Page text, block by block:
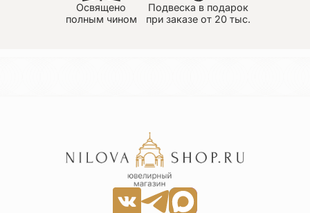
Освящено
полным чином
Подвеска в подарок
при заказе от 20 тыс.